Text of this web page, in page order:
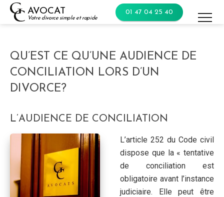
Skip
AVOCAT
Votre divorce simple et rapide
01 47 04 25 40
QU’EST CE QU’UNE AUDIENCE DE
CONCILIATION LORS D’UN
DIVORCE?
L’AUDIENCE DE CONCILIATION
L’article 252 du Code civil
dispose que la « tentative
de conciliation est
obligatoire avant l’instance
judiciaire. Elle peut être